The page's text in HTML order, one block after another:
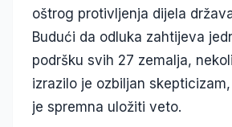
oštrog protivljenja dijela
Budući da odluka zahtijeva
podršku svih 27 zemalja,
izrazilo je ozbiljan
je spremna uložiti veto.